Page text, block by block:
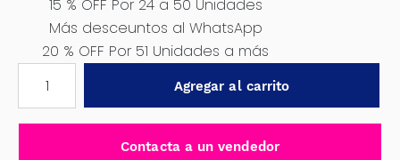
15 % OFF Por 24 a 50 Unidades
Más desceuntos al WhatsApp
20 % OFF Por 51 Unidades a más
TRABAJO
Agregar al carrito
Contacta a un vendedor